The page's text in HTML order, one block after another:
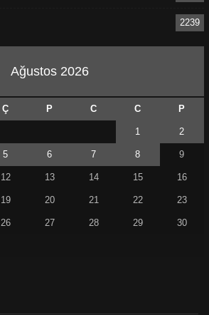
2239
Ağustos 2026
Ç P C C P
1 2
5 6 7 8 9
12 13 14 15 16
19 20 21 22 23
26 27 28 29 30